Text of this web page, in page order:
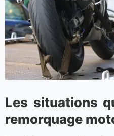
Les situations
remorquage